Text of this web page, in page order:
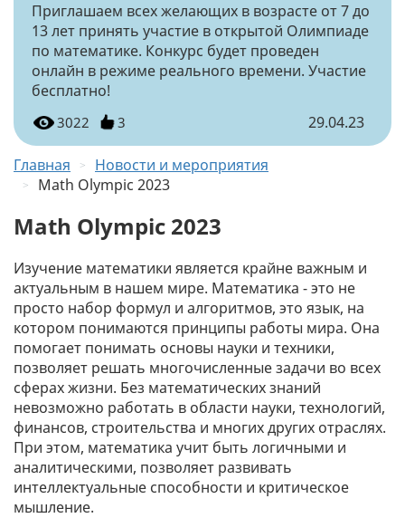
3022 3 29.04.23
Приглашаем всех желающих в возрасте от 7 до
13 лет принять участие в открытой Олимпиаде
по математике. Конкурс будет проведен
онлайн в режиме реального времени. Участие
бесплатно!
Главная
Новости и мероприятия
Math Olympic 2023
Math Olympic 2023
Изучение математики является крайне важным и
актуальным в нашем мире. Математика - это не
просто набор формул и алгоритмов, это язык, на
котором понимаются принципы работы мира. Она
помогает понимать основы науки и техники,
позволяет решать многочисленные задачи во всех
сферах жизни. Без математических знаний
невозможно работать в области науки, технологий,
финансов, строительства и многих других отраслях.
При этом, математика учит быть логичными и
аналитическими, позволяет развивать
интеллектуальные способности и критическое
мышление.